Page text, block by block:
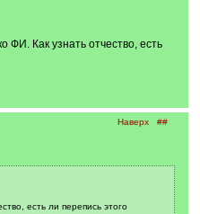
ФИ. Как узнать отчество, есть
Наверх ##
есть ли перепись этого